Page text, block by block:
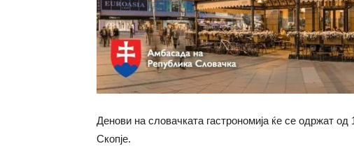
Денови на словачката гастрономија ќе се одржат од
Скопје.